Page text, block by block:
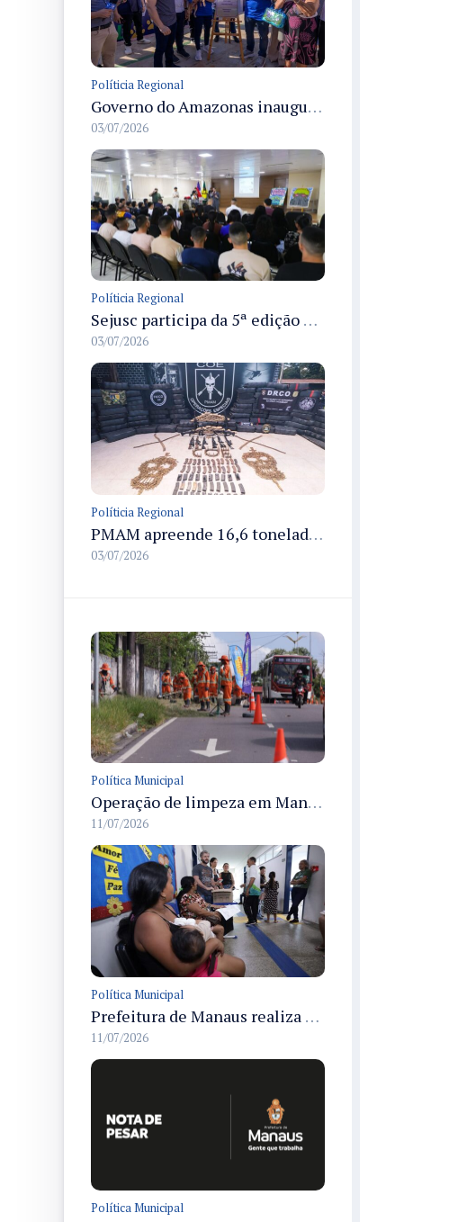
Políticia Regional
Governo do Amazonas inaugura primeiro Castramóvel Fluvial para atendimento veterinário às comunidades ribeirinhas e castração gratuita
03/07/2026
Políticia Regional
Sejusc participa da 5ª edição do Caminhos Literários com foco na cultura hip-hop nas unidades socioeducativas
03/07/2026
Políticia Regional
PMAM apreende 16,6 toneladas de entorpecentes e registra aumento nas prisões em flagrante e nas capturas de foragidos no primeiro semestre de 2026
03/07/2026
Política Municipal
Operação de limpeza em Manaus com Semulsp retira 224 toneladas e atende 72,5 km de corredores viários
11/07/2026
Política Municipal
Prefeitura de Manaus realiza obras e mutirão de saúde em Santa Etelvina pelo Manaus que a Gente Cuida no dia 11/7
11/07/2026
Política Municipal